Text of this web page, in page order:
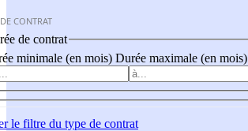
CONTRAT
de contrat
minimale (en mois) Durée maximale (en mois)
le filtre du type de contrat